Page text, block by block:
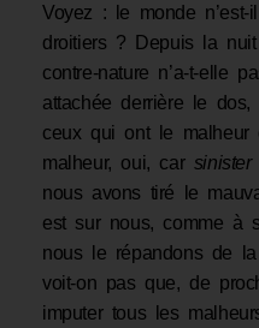
Voyez : le monde
droitiers ? Depuis la
contre-nature n’a-t-elle
attachée derrière le
ceux qui ont le malheur
malheur, oui, car sinister
nous avons tiré le
est sur nous, comme à
nous le répandons de
voit-on pas que, de
imputer tous les